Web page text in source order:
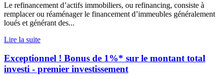
Le refinancement d’actifs immobiliers, ou refinancing, consiste à
remplacer ou réaménager le financement d’immeubles généralement
loués et générant des...
Lire la suite
Exceptionnel ! Bonus de 1%* sur le montant total
investi - premier investissement